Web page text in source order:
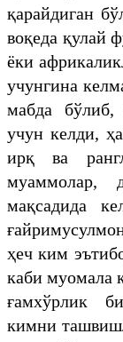
қарайдиган
воқеда қулай
ёки
учунгина
мабда бўлиб,
учун келди,
ирқ ва
муаммолар,
мақсадида
ҳеч ким
каби муомала
ғамхўрлик
кимни